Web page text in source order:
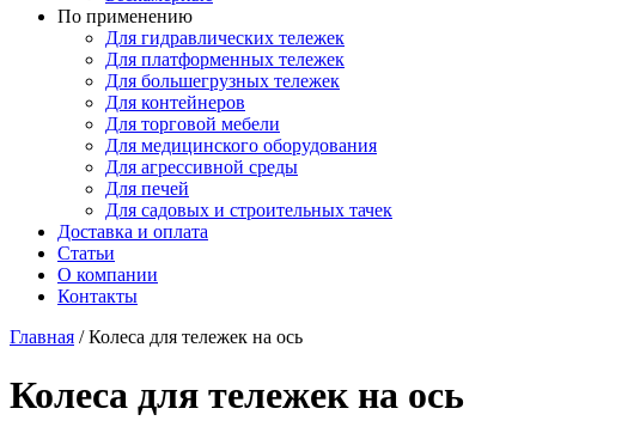
По применению
Для гидравлических тележек
Для платформенных тележек
Для большегрузных тележек
Для контейнеров
Для торговой мебели
Для медицинского оборудования
Для агрессивной среды
Для печей
Для садовых и строительных тачек
Доставка и оплата
Статьи
О компании
Контакты
Главная /Колеса для тележек на ось
Колеса для тележек на ось